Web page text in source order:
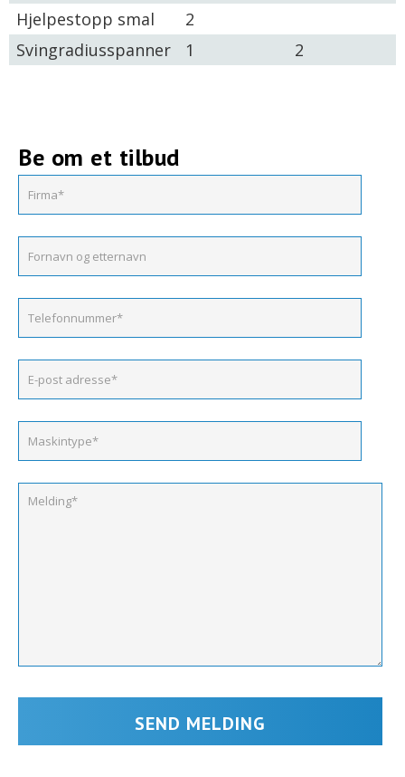
Hjelpestopp smal
2
Svingradiusspanner
1 2
Be om et tilbud